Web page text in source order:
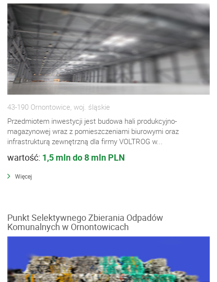
43-190 Ornontowice, woj. śląskie
Przedmiotem inwestycji jest budowa hali produkcyjno-
magazynowej wraz z pomieszczeniami biurowymi oraz
infrastrukturą zewnętrzną dla firmy VOLTROG w...
wartość: 1,5 mln do 8 mln PLN
Więcej
Punkt Selektywnego Zbierania Odpadów
Komunalnych w Ornontowicach